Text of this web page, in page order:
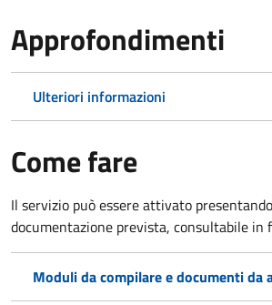
Approfondimenti
Ulteriori informazioni
Come fare
Il servizio può essere attivato
documentazione prevista, consultabile in
Moduli da compilare e documenti da